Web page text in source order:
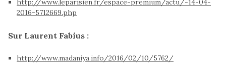
2016-5712669.php
Sur Laurent Fabius :
http://www.madaniya.info/2016/02/10/5762/